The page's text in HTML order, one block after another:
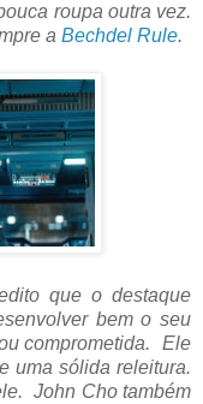
roupa outra vez.
a Bechdel Rule.
que o destaque
bem o seu
comprometida. Ele
uma sólida releitura.
John Cho também